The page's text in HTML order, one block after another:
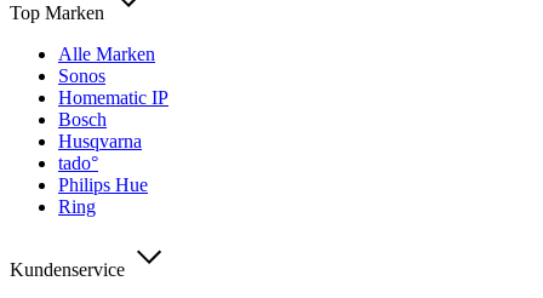
Top Marken
Alle Marken
Sonos
Homematic IP
Bosch
Husqvarna
tado°
Philips Hue
Ring
Kundenservice